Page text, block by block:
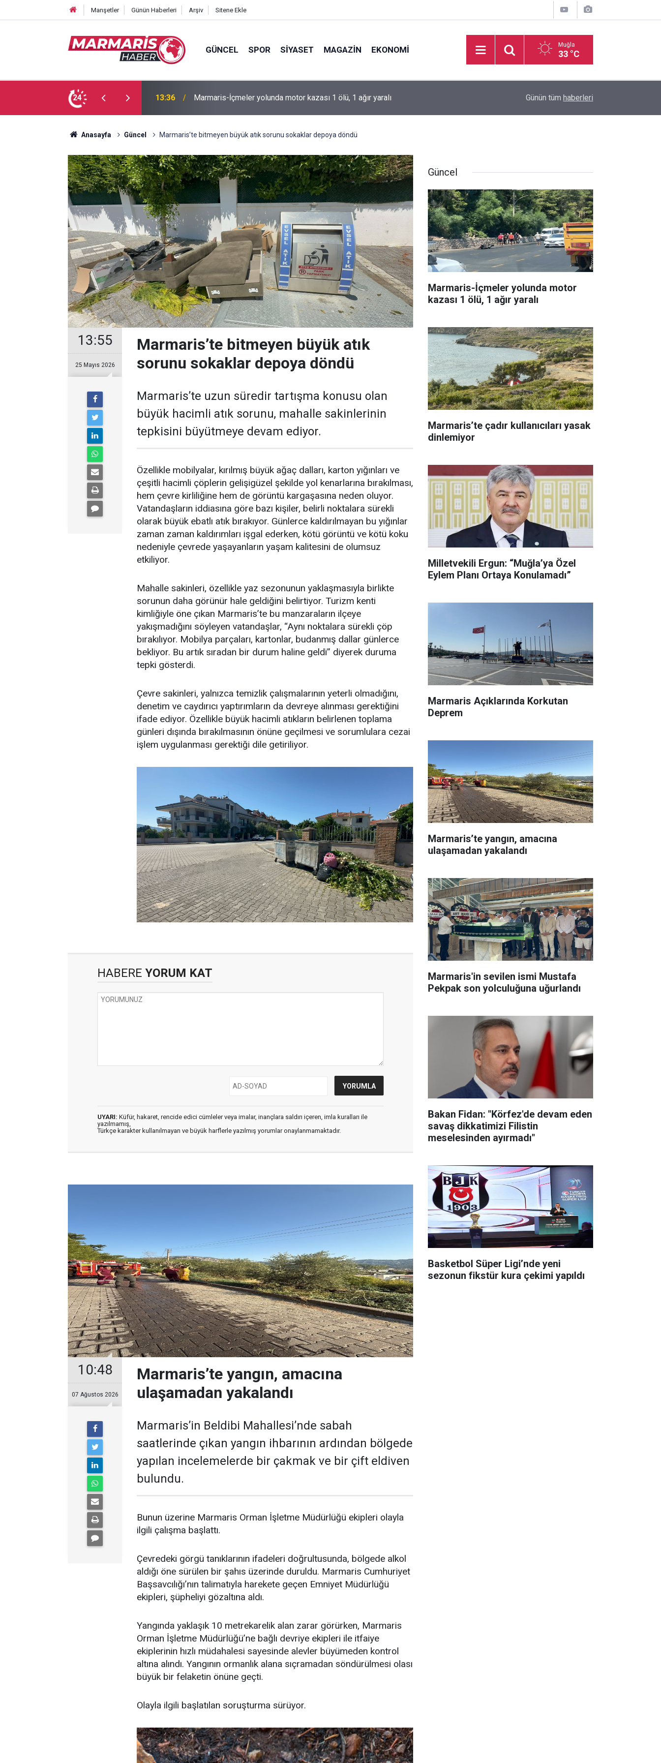
Manşetler Günün Haberleri Arşiv Sitene Ekle
GÜNCEL SPOR SIYASET MAGAZIN EKONOMI Muğla
33 °C
24
1 ölü, 1 ağır yaralı 11:41 Marmaris’te çadır kullanıcıları yasak dinlemiyor Milletvekili Ergun: “Muğla’ya Özel Eylem Planı
Günün tüm haberleri
Anasayfa Güncel Marmaris’te bitmeyen büyük atık sorunu sokaklar depoya döndü
13:55
25 Mayıs 2026
Marmaris’te bitmeyen büyük atık
sorunu sokaklar depoya döndü
Marmaris’te uzun süredir tartışma konusu olan
büyük hacimli atık sorunu, mahalle sakinlerinin
tepkisini büyütmeye devam ediyor.
Özellikle mobilyalar, kırılmış büyük ağaç dalları, karton yığınları ve
çeşitli hacimli çöplerin gelişigüzel şekilde yol kenarlarına bırakılması,
hem çevre kirliliğine hem de görüntü kargaşasına neden oluyor.
Vatandaşların iddiasına göre bazı kişiler, belirli noktalara sürekli
olarak büyük ebatlı atık bırakıyor. Günlerce kaldırılmayan bu yığınlar
zaman zaman kaldırımları işgal ederken, kötü görüntü ve kötü koku
nedeniyle çevrede yaşayanların yaşam kalitesini de olumsuz
etkiliyor.
Mahalle sakinleri, özellikle yaz sezonunun yaklaşmasıyla birlikte
sorunun daha görünür hale geldiğini belirtiyor. Turizm kenti
kimliğiyle öne çıkan Marmaris’te bu manzaraların ilçeye
yakışmadığını söyleyen vatandaşlar, “Aynı noktalara sürekli çöp
bırakılıyor. Mobilya parçaları, kartonlar, budanmış dallar günlerce
bekliyor. Bu artık sıradan bir durum haline geldi” diyerek duruma
tepki gösterdi.
Çevre sakinleri, yalnızca temizlik çalışmalarının yeterli olmadığını,
denetim ve caydırıcı yaptırımların da devreye alınması gerektiğini
ifade ediyor. Özellikle büyük hacimli atıkların belirlenen toplama
günleri dışında bırakılmasının önüne geçilmesi ve sorumlulara cezai
işlem uygulanması gerektiği dile getiriliyor.
HABERE YORUM KAT
UYARI: Küfür, hakaret, rencide edici cümleler veya imalar, inançlara saldırı içeren, imla kuralları ile
yazılmamış,
Türkçe karakter kullanılmayan ve büyük harflerle yazılmış yorumlar onaylanmamaktadır.
10:48
07 Ağustos 2026
Marmaris’te yangın, amacına
ulaşamadan yakalandı
Marmaris’in Beldibi Mahallesi’nde sabah
saatlerinde çıkan yangın ihbarının ardından bölgede
yapılan incelemelerde bir çakmak ve bir çift eldiven
bulundu.
Bunun üzerine Marmaris Orman İşletme Müdürlüğü ekipleri olayla
ilgili çalışma başlattı.
Çevredeki görgü tanıklarının ifadeleri doğrultusunda, bölgede alkol
aldığı öne sürülen bir şahıs üzerinde duruldu. Marmaris Cumhuriyet
Başsavcılığı’nın talimatıyla harekete geçen Emniyet Müdürlüğü
ekipleri, şüpheliyi gözaltına aldı.
Yangında yaklaşık 10 metrekarelik alan zarar görürken, Marmaris
Orman İşletme Müdürlüğü’ne bağlı devriye ekipleri ile itfaiye
ekiplerinin hızlı müdahalesi sayesinde alevler büyümeden kontrol
altına alındı. Yangının ormanlık alana sıçramadan söndürülmesi olası
büyük bir felaketin önüne geçti.
Olayla ilgili başlatılan soruşturma sürüyor.
Güncel
Marmaris-İçmeler yolunda motor
kazası 1 ölü, 1 ağır yaralı
Marmaris’te çadır kullanıcıları yasak
dinlemiyor
Milletvekili Ergun: “Muğla’ya Özel
Eylem Planı Ortaya Konulamadı”
Marmaris Açıklarında Korkutan
Deprem
Marmaris’te yangın, amacına
ulaşamadan yakalandı
Marmaris'in sevilen ismi Mustafa
Pekpak son yolculuğuna uğurlandı
Bakan Fidan: "Körfez'de devam eden
savaş dikkatimizi Filistin
meselesinden ayırmadı"
Basketbol Süper Ligi’nde yeni
sezonun fikstür kura çekimi yapıldı